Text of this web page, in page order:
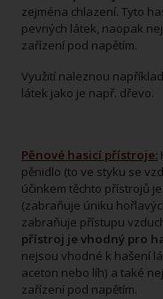
zejména chlazení. Tyto
pevných látek, naopak
zařízení pod napětím.
Využití naleznou
látek jako je např. dřevo.
Pěnové hasicí přístroje:
pěnidlo (to ve styku se
účinkem těchto přístrojů
(zabraňuje úniku
zabraňuje přístupu
přístroj je vhodný pro
nejsou vhodné k hašení
aceton nebo líh) a také
zařízení pod napětím.